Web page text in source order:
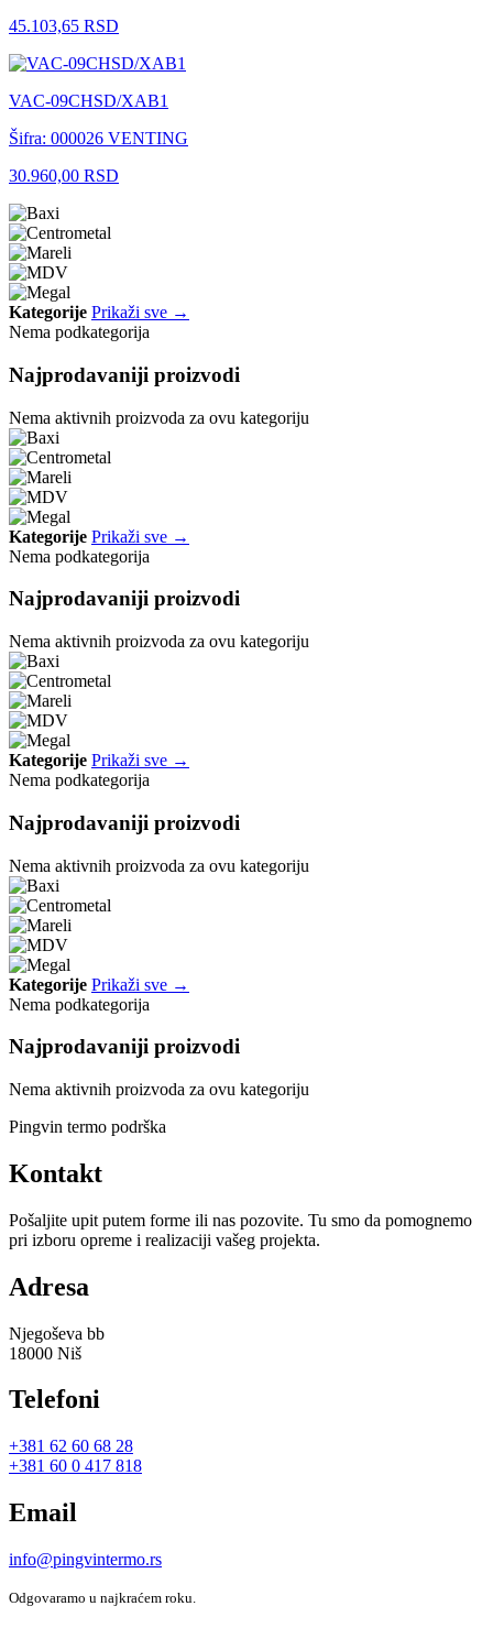
45.103,65 RSD
VAC-09CHSD/XAB1
Šifra: 000026 VENTING
30.960,00 RSD
Kategorije Prikaži sve →
Nema podkategorija
Najprodavaniji proizvodi
Nema aktivnih proizvoda za ovu kategoriju
Kategorije Prikaži sve →
Nema podkategorija
Najprodavaniji proizvodi
Nema aktivnih proizvoda za ovu kategoriju
Kategorije Prikaži sve →
Nema podkategorija
Najprodavaniji proizvodi
Nema aktivnih proizvoda za ovu kategoriju
Kategorije Prikaži sve →
Nema podkategorija
Najprodavaniji proizvodi
Nema aktivnih proizvoda za ovu kategoriju
Pingvin termo podrška
Kontakt
Pošaljite upit putem forme ili nas pozovite. Tu smo da pomognemo
pri izboru opreme i realizaciji vašeg projekta.
Adresa
Njegoševa bb
18000 Niš
Telefoni
+381 62 60 68 28
+381 60 0 417 818
Email
info@pingvintermo.rs
Odgovaramo u najkraćem roku.